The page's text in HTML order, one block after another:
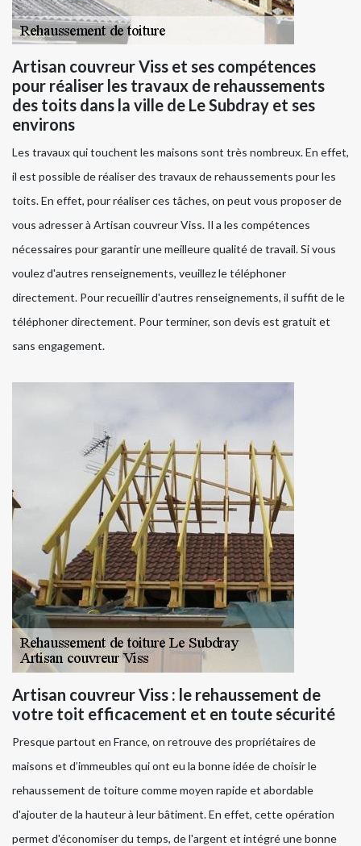
Artisan couvreur Viss et ses compétences
pour réaliser les travaux de rehaussements
des toits dans la ville de Le Subdray et ses
environs
Les travaux qui touchent les maisons sont très nombreux. En effet,
il est possible de réaliser des travaux de rehaussements pour les
toits. En effet, pour réaliser ces tâches, on peut vous proposer de
vous adresser à Artisan couvreur Viss. Il a les compétences
nécessaires pour garantir une meilleure qualité de travail. Si vous
voulez d'autres renseignements, veuillez le téléphoner
directement. Pour recueillir d'autres renseignements, il suffit de le
téléphoner directement. Pour terminer, son devis est gratuit et
sans engagement.
Artisan couvreur Viss : le rehaussement de
votre toit efficacement et en toute sécurité
Presque partout en France, on retrouve des propriétaires de
maisons et d’immeubles qui ont eu la bonne idée de choisir le
rehaussement de toiture comme moyen rapide et abordable
d'ajouter de la hauteur à leur bâtiment. En effet, cette opération
permet d'économiser du temps, de l'argent et intégré une bonne